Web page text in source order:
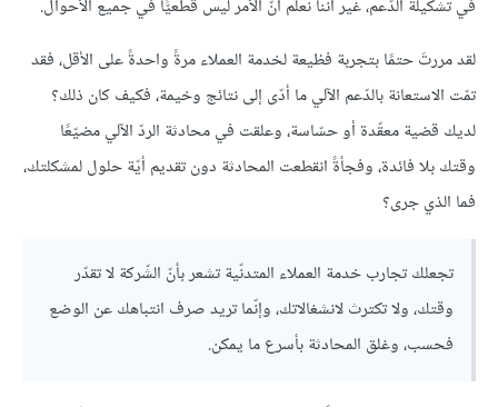
في تشكيلة الدّعم، غير أنّنا نعلم أنّ الأمر ليس قطعيًّا في جميع الأحوال.
لقد مررتَ حتمًا بتجربة فظيعة لخدمة العملاء مرةً واحدةً على الأقل، فقد
تمّت الاستعانة بالدّعم الآلي ما أدّى إلى نتائج وخيمة، فكيف كان ذلك؟
لديك قضية معقّدة أو حسّاسة، وعلقت في محادثة الردّ الآلي مضيّعًا
وقتك بلا فائدة، وفجأةً انقطعت المحادثة دون تقديم أيّة حلول لمشكلتك،
فما الذي جرى؟
تجعلك تجارب خدمة العملاء المتدنّية تشعر بأنّ الشّركة لا تقدّر
وقتك، ولا تكترث لانشغالاتك، وإنّما تريد صرف انتباهك عن الوضع
فحسب، وغلق المحادثة بأسرع ما يمكن.